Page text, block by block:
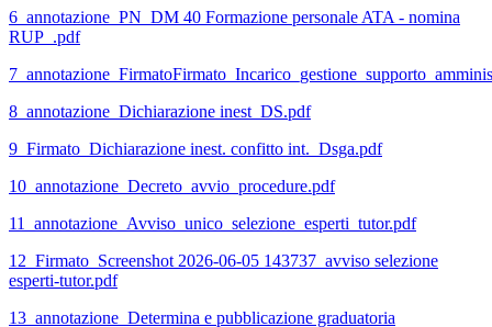
6_annotazione_PN_DM 40 Formazione personale ATA - nomina
RUP_.pdf
8_annotazione_Dichiarazione inest_DS.pdf
9_Firmato_Dichiarazione inest. confitto int._Dsga.pdf
10_annotazione_Decreto_avvio_procedure.pdf
11_annotazione_Avviso_unico_selezione_esperti_tutor.pdf
12_Firmato_Screenshot 2026-06-05 143737_avviso selezione
esperti-tutor.pdf
13_annotazione_Determina e pubblicazione graduatoria